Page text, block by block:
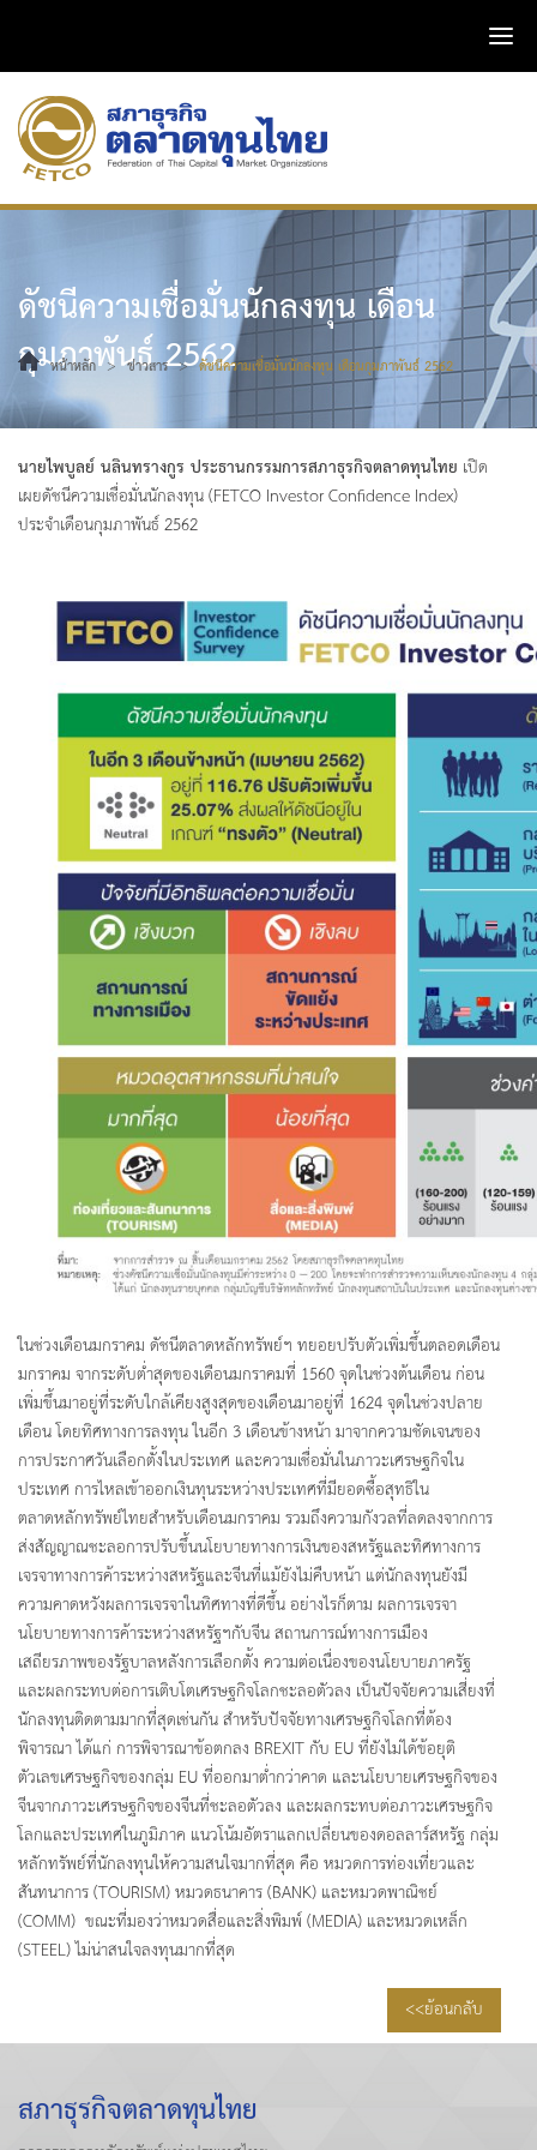
ดัชนีความเชื่อมั่นนักลงทุน เดือน
กุมภาพันธ์ 2562
หน้าหลัก > ข่าวสาร > ดัชนีความเชื่อมั่นนักลงทุน เดือนกุมภาพันธ์ 2562
นายไพบูลย์ นลินทรางกูร ประธานกรรมการสภาธุรกิจตลาดทุนไทย เปิด
เผยดัชนีความเชื่อมั่นนักลงทุน (FETCO Investor Confidence Index)
ประจำเดือนกุมภาพันธ์ 2562
ในช่วงเดือนมกราคม ดัชนีตลาดหลักทรัพย์ฯ ทยอยปรับตัวเพิ่มขึ้นตลอดเดือน
มกราคม จากระดับต่ำสุดของเดือนมกราคมที่ 1560 จุดในช่วงต้นเดือน ก่อน
เพิ่มขึ้นมาอยู่ที่ระดับใกล้เคียงสูงสุดของเดือนมาอยู่ที่ 1624 จุดในช่วงปลาย
เดือน โดยทิศทางการลงทุน ในอีก 3 เดือนข้างหน้า มาจากความชัดเจนของ
การประกาศวันเลือกตั้งในประเทศ และความเชื่อมั่นในภาวะเศรษฐกิจใน
ประเทศ การไหลเข้าออกเงินทุนระหว่างประเทศที่มียอดซื้อสุทธิใน
ตลาดหลักทรัพย์ไทยสำหรับเดือนมกราคม รวมถึงความกังวลที่ลดลงจากการ
ส่งสัญญาณชะลอการปรับขึ้นนโยบายทางการเงินของสหรัฐและทิศทางการ
เจรจาทางการค้าระหว่างสหรัฐและจีนที่แม้ยังไม่คืบหน้า แต่นักลงทุนยังมี
ความคาดหวังผลการเจรจาในทิศทางที่ดีขึ้น อย่างไรก็ตาม ผลการเจรจา
นโยบายทางการค้าระหว่างสหรัฐฯกับจีน สถานการณ์ทางการเมือง
เสถียรภาพของรัฐบาลหลังการเลือกตั้ง ความต่อเนื่องของนโยบายภาครัฐ
และผลกระทบต่อการเติบโตเศรษฐกิจโลกชะลอตัวลง เป็นปัจจัยความเสี่ยงที่
นักลงทุนติดตามมากที่สุดเช่นกัน สำหรับปัจจัยทางเศรษฐกิจโลกที่ต้อง
พิจารณา ได้แก่ การพิจารณาข้อตกลง BREXIT กับ EU ที่ยังไม่ได้ข้อยุติ
ตัวเลขเศรษฐกิจของกลุ่ม EU ที่ออกมาต่ำกว่าคาด และนโยบายเศรษฐกิจของ
จีนจากภาวะเศรษฐกิจของจีนที่ชะลอตัวลง และผลกระทบต่อภาวะเศรษฐกิจ
โลกและประเทศในภูมิภาค แนวโน้มอัตราแลกเปลี่ยนของดอลลาร์สหรัฐ กลุ่ม
หลักทรัพย์ที่นักลงทุนให้ความสนใจมากที่สุด คือ หมวดการท่องเที่ยวและ
สันทนาการ (TOURISM) หมวดธนาคาร (BANK) และหมวดพาณิชย์
(COMM) ขณะที่มองว่าหมวดสื่อและสิ่งพิมพ์ (MEDIA) และหมวดเหล็ก
(STEEL) ไม่น่าสนใจลงทุนมากที่สุด
<<ย้อนกลับ
สภาธุรกิจตลาดทุนไทย